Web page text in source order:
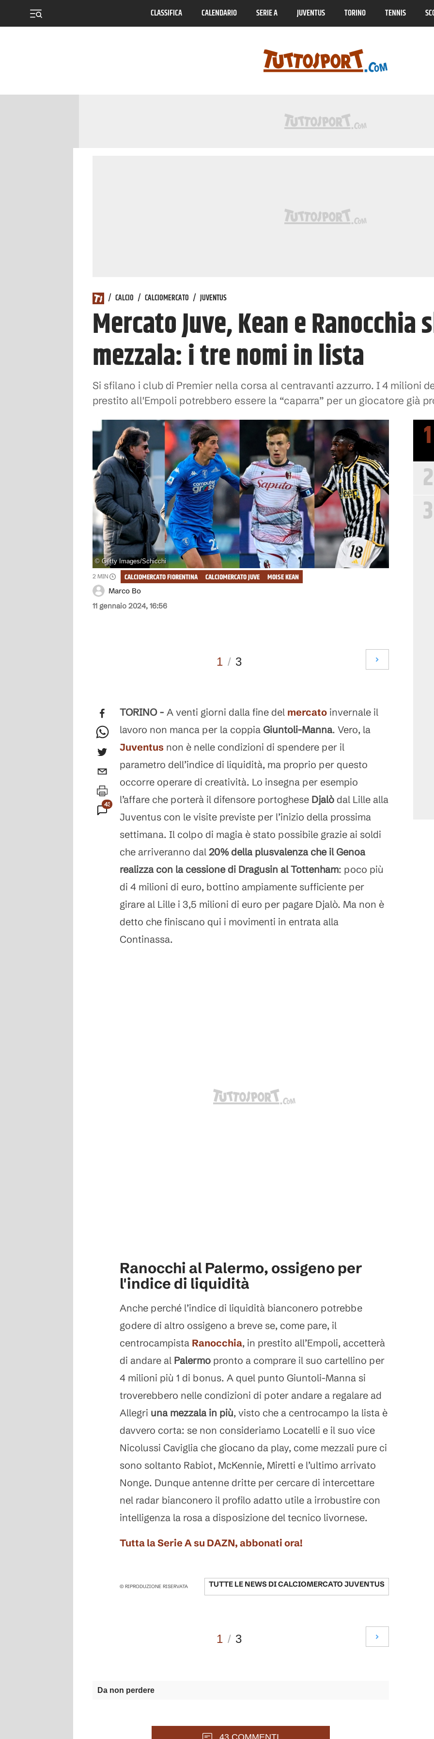
CLASSIFICA CALENDARIO SERIE A JUVENTUS TORINO TENNIS
/ CALCIO / CALCIOMERCATO / JUVENTUS
Mercato Juve, Kean e Ranocchia
mezzala: i tre nomi in lista
Si sfilano i club di Premier nella corsa al centravanti azzurro. I 4 milioni
prestito all'Empoli potrebbero essere la “caparra” per un giocatore già
© Getty Images/Schicchi
11 gennaio 2024, 16:56
Marco Bo
2 MIN MOISE KEAN
CALCIOMERCATO JUVE
CALCIOMERCATO FIORENTINA
1 / 3
43
Commenti
TORINO - A venti giorni dalla fine del mercato invernale il
lavoro non manca per la coppia Giuntoli-Manna. Vero, la
Juventus non è nelle condizioni di spendere per il
parametro dell’indice di liquidità, ma proprio per questo
occorre operare di creatività. Lo insegna per esempio
l’affare che porterà il difensore portoghese Djalò dal Lille alla
Juventus con le visite previste per l’inizio della prossima
settimana. Il colpo di magia è stato possibile grazie ai soldi
che arriveranno dal 20% della plusvalenza che il Genoa
realizza con la cessione di Dragusin al Tottenham: poco più
di 4 milioni di euro, bottino ampiamente sufficiente per
girare al Lille i 3,5 milioni di euro per pagare Djalò. Ma non è
detto che finiscano qui i movimenti in entrata alla
Continassa.
Ranocchi al Palermo, ossigeno per
l'indice di liquidità
Anche perché l’indice di liquidità bianconero potrebbe
godere di altro ossigeno a breve se, come pare, il
centrocampista Ranocchia, in prestito all’Empoli, accetterà
di andare al Palermo pronto a comprare il suo cartellino per
4 milioni più 1 di bonus. A quel punto Giuntoli-Manna si
troverebbero nelle condizioni di poter andare a regalare ad
Allegri una mezzala in più, visto che a centrocampo la lista è
davvero corta: se non consideriamo Locatelli e il suo vice
Nicolussi Caviglia che giocano da play, come mezzali pure ci
sono soltanto Rabiot, McKennie, Miretti e l’ultimo arrivato
Nonge. Dunque antenne dritte per cercare di intercettare
nel radar bianconero il profilo adatto utile a irrobustire con
intelligenza la rosa a disposizione del tecnico livornese.
Tutta la Serie A su DAZN, abbonati ora!
© RIPRODUZIONE RISERVATA TUTTE LE NEWS DICALCIOMERCATO JUVENTUS
1 / 3
Da non perdere
43 COMMENTI
1
2
3